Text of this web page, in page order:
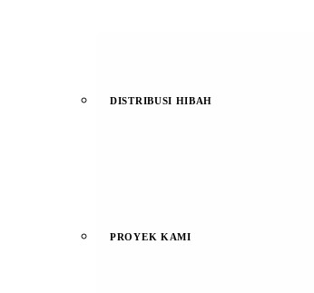
DISTRIBUSI HIBAH
PROYEK KAMI